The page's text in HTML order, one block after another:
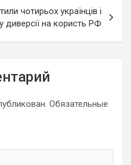
чотирьох українців і
диверсії на користь РФ
Обязательные